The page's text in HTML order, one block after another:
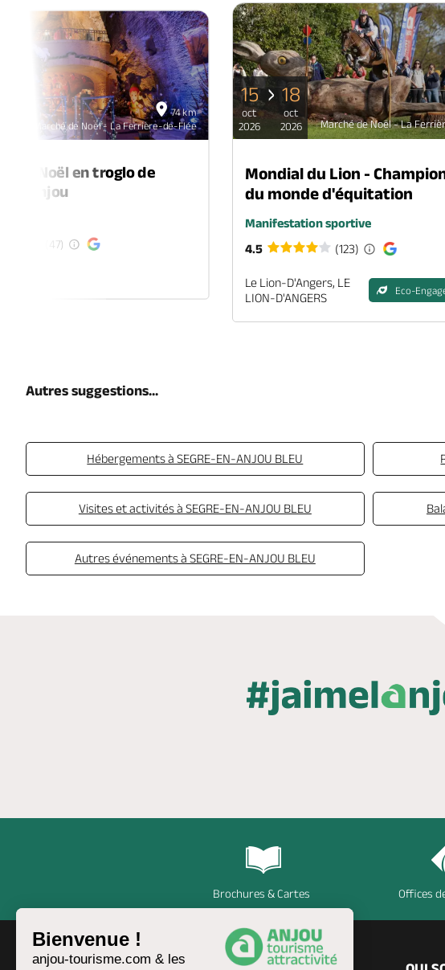
Bienvenue !
anjou-tourisme.com & les
74 km
Marché de Noël - La Ferrière-de-Flée
de Noël en troglo de
en-Anjou
(47)
Marché de Noël - La
15
oct
2026
18
oct
2026
Mondial du Lion -
du monde d'équitation
Manifestation sportive
4.5
(123)
Le Lion-D'Angers, LE
LION-D'ANGERS
Eco-
Autres suggestions...
Hébergements à SEGRE-EN-ANJOU BLEU
Visites et activités à SEGRE-EN-ANJOU BLEU
Autres événements à SEGRE-EN-ANJOU BLEU
Brochures & Cartes Offices